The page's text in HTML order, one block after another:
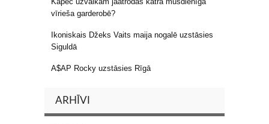
vīrieša garderobē?
Ikoniskais Džeks Vaits maija nogalē uzstāsies
Siguldā
A$AP Rocky uzstāsies Rīgā
ARHĪVI